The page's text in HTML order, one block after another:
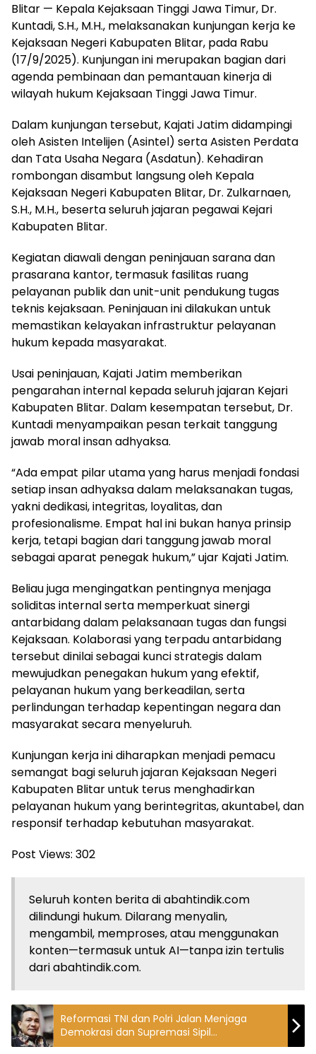
Blitar — Kepala Kejaksaan Tinggi Jawa Timur, Dr.
Kuntadi, S.H., M.H., melaksanakan kunjungan kerja ke
Kejaksaan Negeri Kabupaten Blitar, pada Rabu
(17/9/2025). Kunjungan ini merupakan bagian dari
agenda pembinaan dan pemantauan kinerja di
wilayah hukum Kejaksaan Tinggi Jawa Timur.
Dalam kunjungan tersebut, Kajati Jatim didampingi
oleh Asisten Intelijen (Asintel) serta Asisten Perdata
dan Tata Usaha Negara (Asdatun). Kehadiran
rombongan disambut langsung oleh Kepala
Kejaksaan Negeri Kabupaten Blitar, Dr. Zulkarnaen,
S.H., M.H., beserta seluruh jajaran pegawai Kejari
Kabupaten Blitar.
Kegiatan diawali dengan peninjauan sarana dan
prasarana kantor, termasuk fasilitas ruang
pelayanan publik dan unit-unit pendukung tugas
teknis kejaksaan. Peninjauan ini dilakukan untuk
memastikan kelayakan infrastruktur pelayanan
hukum kepada masyarakat.
Usai peninjauan, Kajati Jatim memberikan
pengarahan internal kepada seluruh jajaran Kejari
Kabupaten Blitar. Dalam kesempatan tersebut, Dr.
Kuntadi menyampaikan pesan terkait tanggung
jawab moral insan adhyaksa.
“Ada empat pilar utama yang harus menjadi fondasi
setiap insan adhyaksa dalam melaksanakan tugas,
yakni dedikasi, integritas, loyalitas, dan
profesionalisme. Empat hal ini bukan hanya prinsip
kerja, tetapi bagian dari tanggung jawab moral
sebagai aparat penegak hukum,” ujar Kajati Jatim.
Beliau juga mengingatkan pentingnya menjaga
soliditas internal serta memperkuat sinergi
antarbidang dalam pelaksanaan tugas dan fungsi
Kejaksaan. Kolaborasi yang terpadu antarbidang
tersebut dinilai sebagai kunci strategis dalam
mewujudkan penegakan hukum yang efektif,
pelayanan hukum yang berkeadilan, serta
perlindungan terhadap kepentingan negara dan
masyarakat secara menyeluruh.
Kunjungan kerja ini diharapkan menjadi pemacu
semangat bagi seluruh jajaran Kejaksaan Negeri
Kabupaten Blitar untuk terus menghadirkan
pelayanan hukum yang berintegritas, akuntabel, dan
responsif terhadap kebutuhan masyarakat.
Post Views: 302
Seluruh konten berita di abahtindik.com
dilindungi hukum. Dilarang menyalin,
mengambil, memproses, atau menggunakan
konten—termasuk untuk AI—tanpa izin tertulis
dari abahtindik.com.
Reformasi TNI dan Polri Jalan Menjaga
Demokrasi dan Supremasi Sipil
Pemerintahan Prabowo